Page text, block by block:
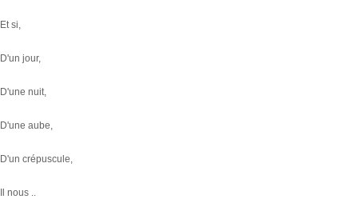
Et si,
D'un jour,
D'une nuit,
D'une aube,
D'un crépuscule,
Il nous ..